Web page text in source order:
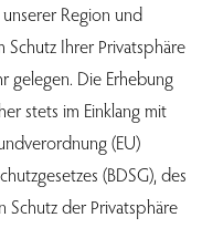
Region und
Ihrer Privatsphäre
gelegen. Die Erhebung
stets im Einklang mit
(EU)
(BDSG), des
Schutz der Privatsphäre